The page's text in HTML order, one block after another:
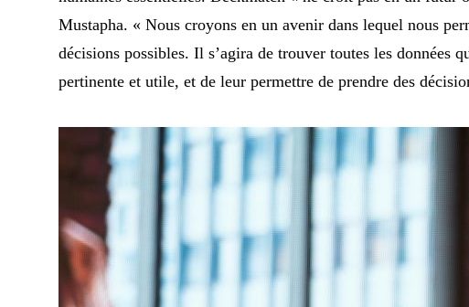
Mustapha. « Nous croyons en un avenir dans lequel nous
décisions possibles. Il s’agira de trouver toutes les données
pertinente et utile, et de leur permettre de prendre des